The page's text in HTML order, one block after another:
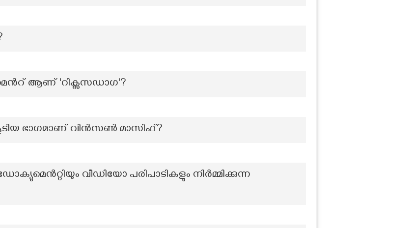
ആണ് 'റിക്സസഡാഗ'?
ഭാഗമാണ് വിൻസൺ മാസിഫ്?
വീഡിയോ പരിപാടികളും നിർമ്മിക്കുന്ന